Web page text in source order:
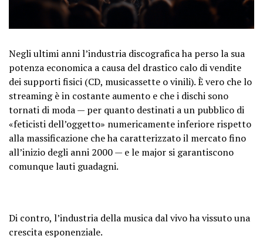
Negli ultimi anni l’industria discografica ha perso la sua
potenza economica a causa del drastico calo di vendite
dei supporti fisici (CD, musicassette o vinili). È vero che lo
streaming è in costante aumento e che i dischi sono
tornati di moda — per quanto destinati a un pubblico di
«feticisti dell’oggetto» numericamente inferiore rispetto
alla massificazione che ha caratterizzato il mercato fino
all’inizio degli anni 2000 — e le major si garantiscono
comunque lauti guadagni.
Di contro, l’industria della musica dal vivo ha vissuto una
crescita esponenziale.